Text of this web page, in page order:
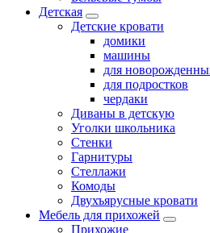
Детская
Детские кровати
домики
машины
для
для подростков
чердаки
Диваны в детскую
Уголки школьника
Стенки
Гарнитуры
Стеллажи
Комоды
Двухъярусные кровати
Мебель для прихожей
Прихожие